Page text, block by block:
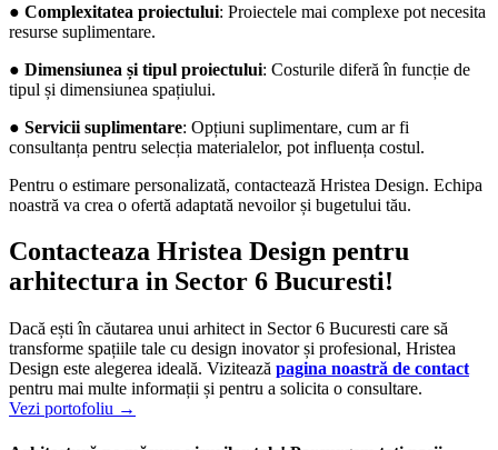
● Complexitatea proiectului: Proiectele mai complexe pot necesita
resurse suplimentare.
● Dimensiunea și tipul proiectului: Costurile diferă în funcție de
tipul și dimensiunea spațiului.
● Servicii suplimentare: Opțiuni suplimentare, cum ar fi
consultanța pentru selecția materialelor, pot influența costul.
Pentru o estimare personalizată, contactează Hristea Design. Echipa
noastră va crea o ofertă adaptată nevoilor și bugetului tău.
Contacteaza Hristea Design pentru
arhitectura in Sector 6 Bucuresti!
Dacă ești în căutarea unui arhitect in Sector 6 Bucuresti care să
transforme spațiile tale cu design inovator și profesional, Hristea
Design este alegerea ideală. Vizitează pagina noastră de contact
pentru mai multe informații și pentru a solicita o consultare.
Vezi portofoliu →